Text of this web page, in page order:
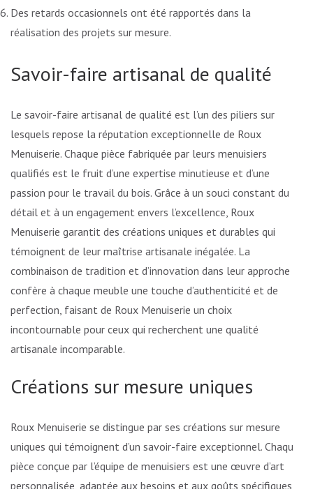
Des retards occasionnels ont été rapportés dans la
réalisation des projets sur mesure.
Savoir-faire artisanal de qualité
Le savoir-faire artisanal de qualité est l’un des piliers sur
lesquels repose la réputation exceptionnelle de Roux
Menuiserie. Chaque pièce fabriquée par leurs menuisiers
qualifiés est le fruit d’une expertise minutieuse et d’une
passion pour le travail du bois. Grâce à un souci constant du
détail et à un engagement envers l’excellence, Roux
Menuiserie garantit des créations uniques et durables qui
témoignent de leur maîtrise artisanale inégalée. La
combinaison de tradition et d’innovation dans leur approche
confère à chaque meuble une touche d’authenticité et de
perfection, faisant de Roux Menuiserie un choix
incontournable pour ceux qui recherchent une qualité
artisanale incomparable.
Créations sur mesure uniques
Roux Menuiserie se distingue par ses créations sur mesure
uniques qui témoignent d’un savoir-faire exceptionnel. Chaque
pièce conçue par l’équipe de menuisiers est une œuvre d’art
personnalisée, adaptée aux besoins et aux goûts spécifiques